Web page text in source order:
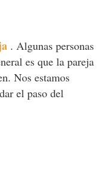
. Algunas personas
es que la pareja
Nos estamos
el paso del